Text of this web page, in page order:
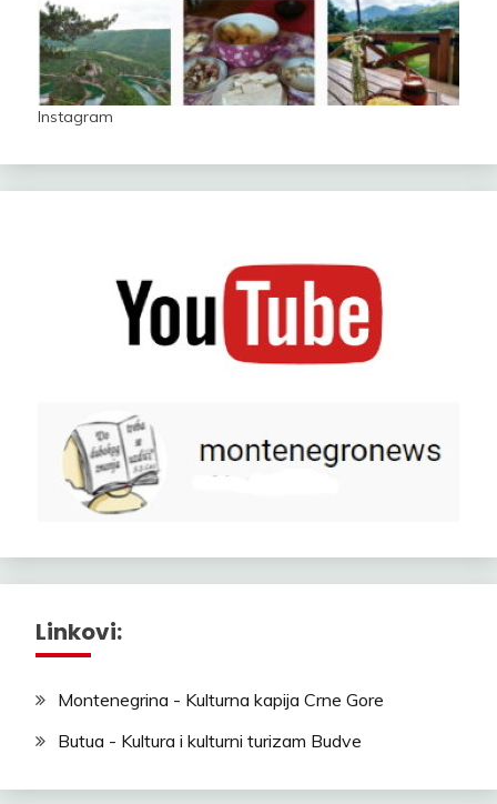
Instagram
Linkovi:
Montenegrina - Kulturna kapija Crne Gore
Butua - Kultura i kulturni turizam Budve